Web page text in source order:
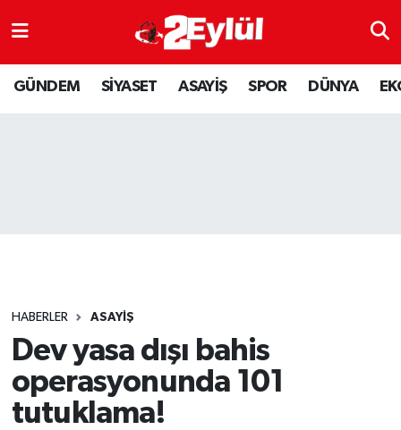
GÜNDEM SİYASET ASAYİŞ SPOR DÜNYA
HABERLER ASAYİŞ
Dev yasa dışı bahis
operasyonunda 101
tutuklama!
ASAYİŞ
DÜNYA
SPOR
YAŞAM
Nöbetçi Eczaneler
Hava Durumu
Son Dakika Haberleri
Haber Arşivi